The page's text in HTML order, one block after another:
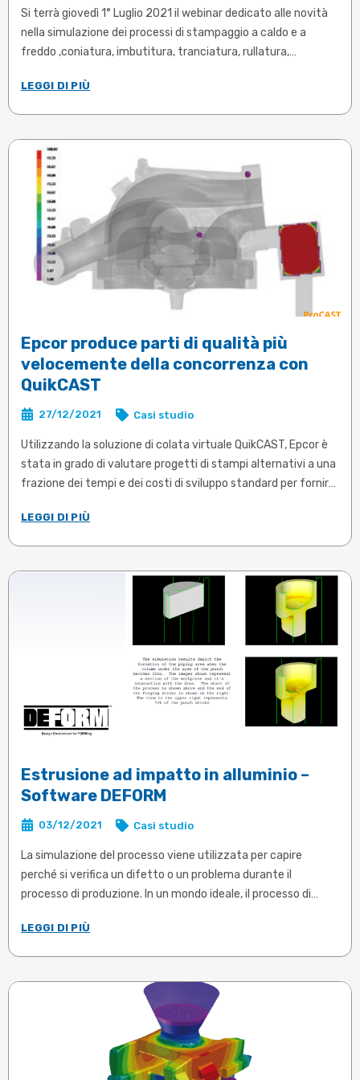
Si terrà giovedì 1° Luglio 2021 il webinar dedicato alle novità
nella simulazione dei processi di stampaggio a caldo e a
freddo ,coniatura, imbutitura, tranciatura, rullatura,
il nuovo software DEFORM 2021 e organizzato dalla
LEGGI DI PIÙ
Epcor produce parti di qualità più
velocemente della concorrenza con
QuikCAST
27/12/2021 Casi studio
Utilizzando la soluzione di colata virtuale QuikCAST, Epcor è
stata in grado di valutare progetti di stampi alternativi a una
frazione dei tempi e dei costi di sviluppo standard per fornire
della concorrenza. Hanno raggiunto con successo una
LEGGI DI PIÙ
Estrusione ad impatto in alluminio –
Software DEFORM
03/12/2021 Casi studio
La simulazione del processo viene utilizzata per capire
perché si verifica un difetto o un problema durante il
processo di produzione. In un mondo ideale, il processo di
colpire la produzione. Aziende leader, come JLO Metal
LEGGI DI PIÙ